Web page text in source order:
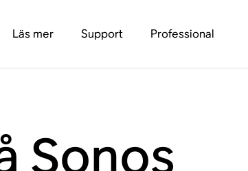
Läs mer Support Professional
Sonos